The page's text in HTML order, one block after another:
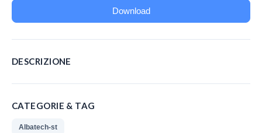
Download
DESCRIZIONE
CATEGORIE & TAG
Albatech-st